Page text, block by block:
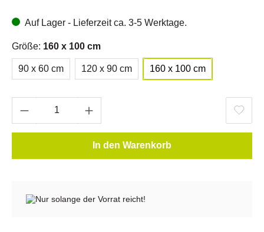
Auf Lager - Lieferzeit ca. 3-5 Werktage.
Größe: 160 x 100 cm
90 x 60 cm 120 x 90 cm 160 x 100 cm
In den Warenkorb
Nur solange der Vorrat reicht!